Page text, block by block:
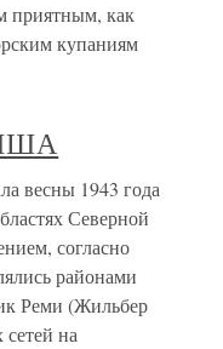
приятным, как
купаниям
1943 года
Северной
согласно
районами
Реми (Жильбер
сетей на